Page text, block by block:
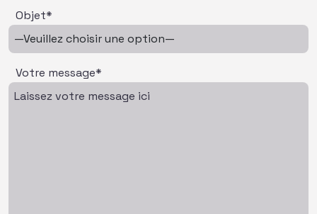
Objet*
Votre message*